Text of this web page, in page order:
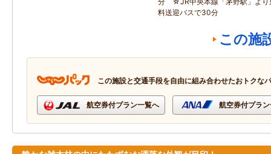
料送迎バスで30分
この施
この施設と交通手段を自由に組み合わせたおトクな
航空券付プラン一覧へ 航空券付プラ